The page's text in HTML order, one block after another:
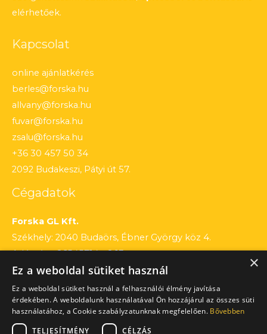
elérhetőek.
Kapcsolat
online ajánlatkérés
berles@forska.hu
allvany@forska.hu
fuvar@forska.hu
zsalu@forska.hu
+36 30 457 50 34
2092 Budakeszi, Pátyi út 57.
Cégadatok
Forska GL Kft.
Székhely: 2040 Budaörs, Ébner György köz 4.
Adószám: 26545714 – 2 13
Cégjegyzékszám: 13 – 09 – 195803
Számlaszám: 12010154 – 01660751 – 00100001
×
Ez a weboldal sütiket használ
Ez a weboldal sütiket használ a felhasználói élmény javítása
érdekében. A weboldalunk használatával Ön hozzájárul az összes süti
használatához, a Cookie szabályzatunknak megfelelően. Bővebben
TELJESÍTMÉNY
CÉLZÁS